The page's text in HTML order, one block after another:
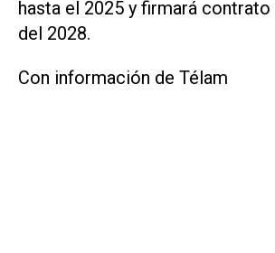
hasta el 2025 y firmará contrato
del 2028.
Con información de Télam